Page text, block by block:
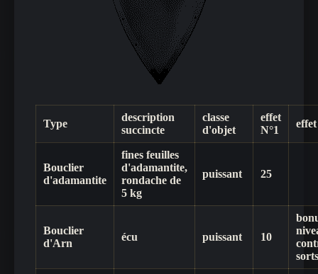
Type
description
succincte
classe
d'objet
effet
N°1
Bouclier
d'adamantite
fines feuilles
d'adamantite,
rondache de
5 kg
puissant 25
Bouclier
d'Arn
écu puissant 10
sorts